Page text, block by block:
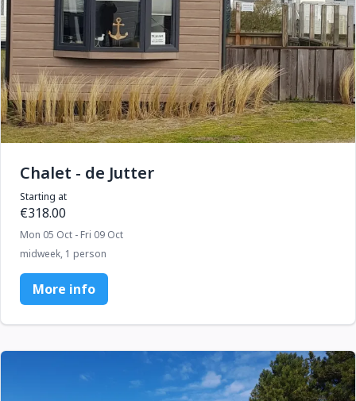
Chalet - de Jutter
Starting at
€318.00
Mon 05 Oct - Fri 09 Oct
midweek, 1 person
More info